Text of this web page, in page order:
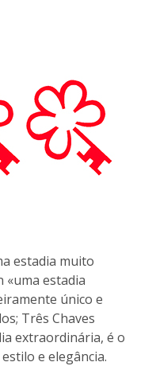
estadia muito
«uma estadia
único e
Três Chaves
extraordinária, é o
e elegância.